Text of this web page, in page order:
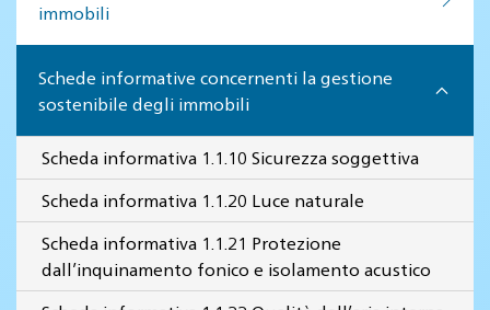
im­mo­bi­li
Schede informative concernenti la gestione
sostenibile degli immobili
Scheda informativa 1.1.10 Sicurezza soggettiva
Scheda informativa 1.1.20 Luce naturale
Scheda informativa 1.1.21 Protezione
dall’inquinamento fonico e isolamento acustico